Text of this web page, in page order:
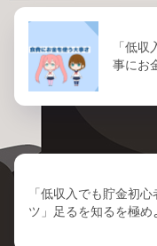
「低
事にお
「低収入でも貯金初
ツ」足るを知るを極め